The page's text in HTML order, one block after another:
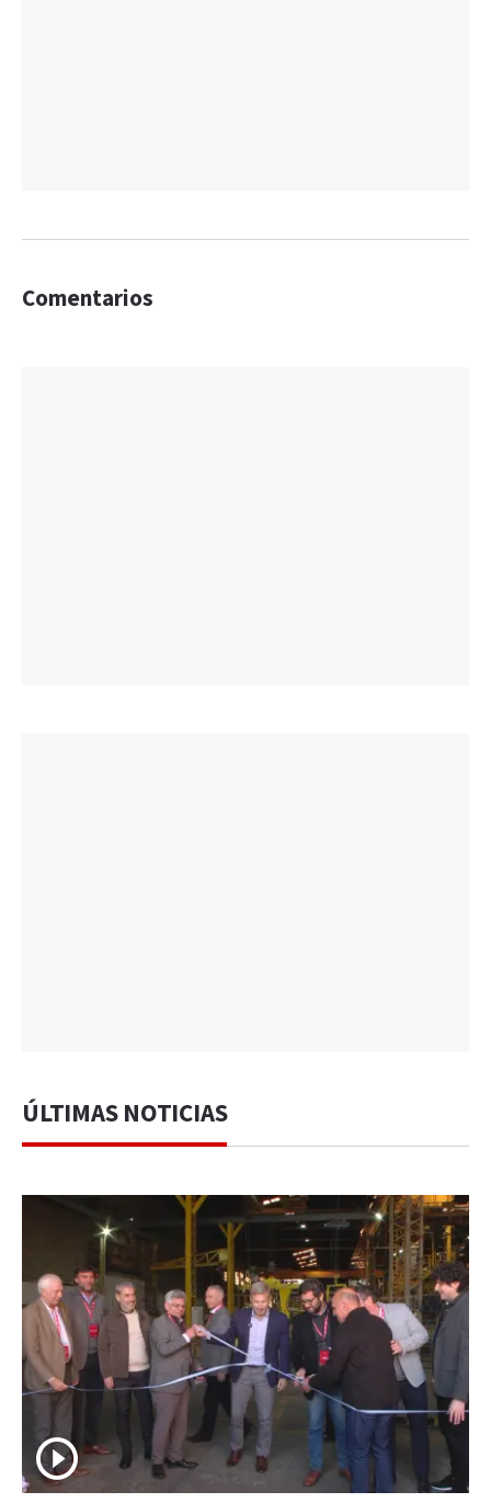
Comentarios
ÚLTIMAS NOTICIAS